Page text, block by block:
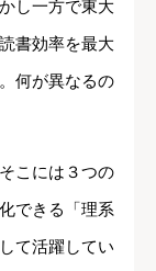
し一方で東大
書効率を最大
何が異なるの
こには３つの
できる「理系
て活躍してい